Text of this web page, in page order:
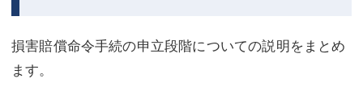
損害賠償命令手続の申立段階についての説明をまとめ
ます。